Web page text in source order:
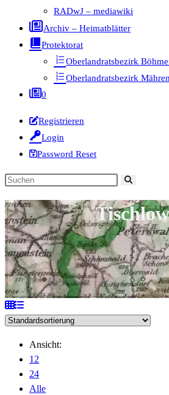
RADwJ – mediawiki
Archiv – Heimatblätter
Protektorat
Oberlandratsbezirk
Oberlandratsbezirk Mähren
0
Registrieren
Login
Password Reset
Diese
durchsuchen
Ansicht:
12
24
Alle